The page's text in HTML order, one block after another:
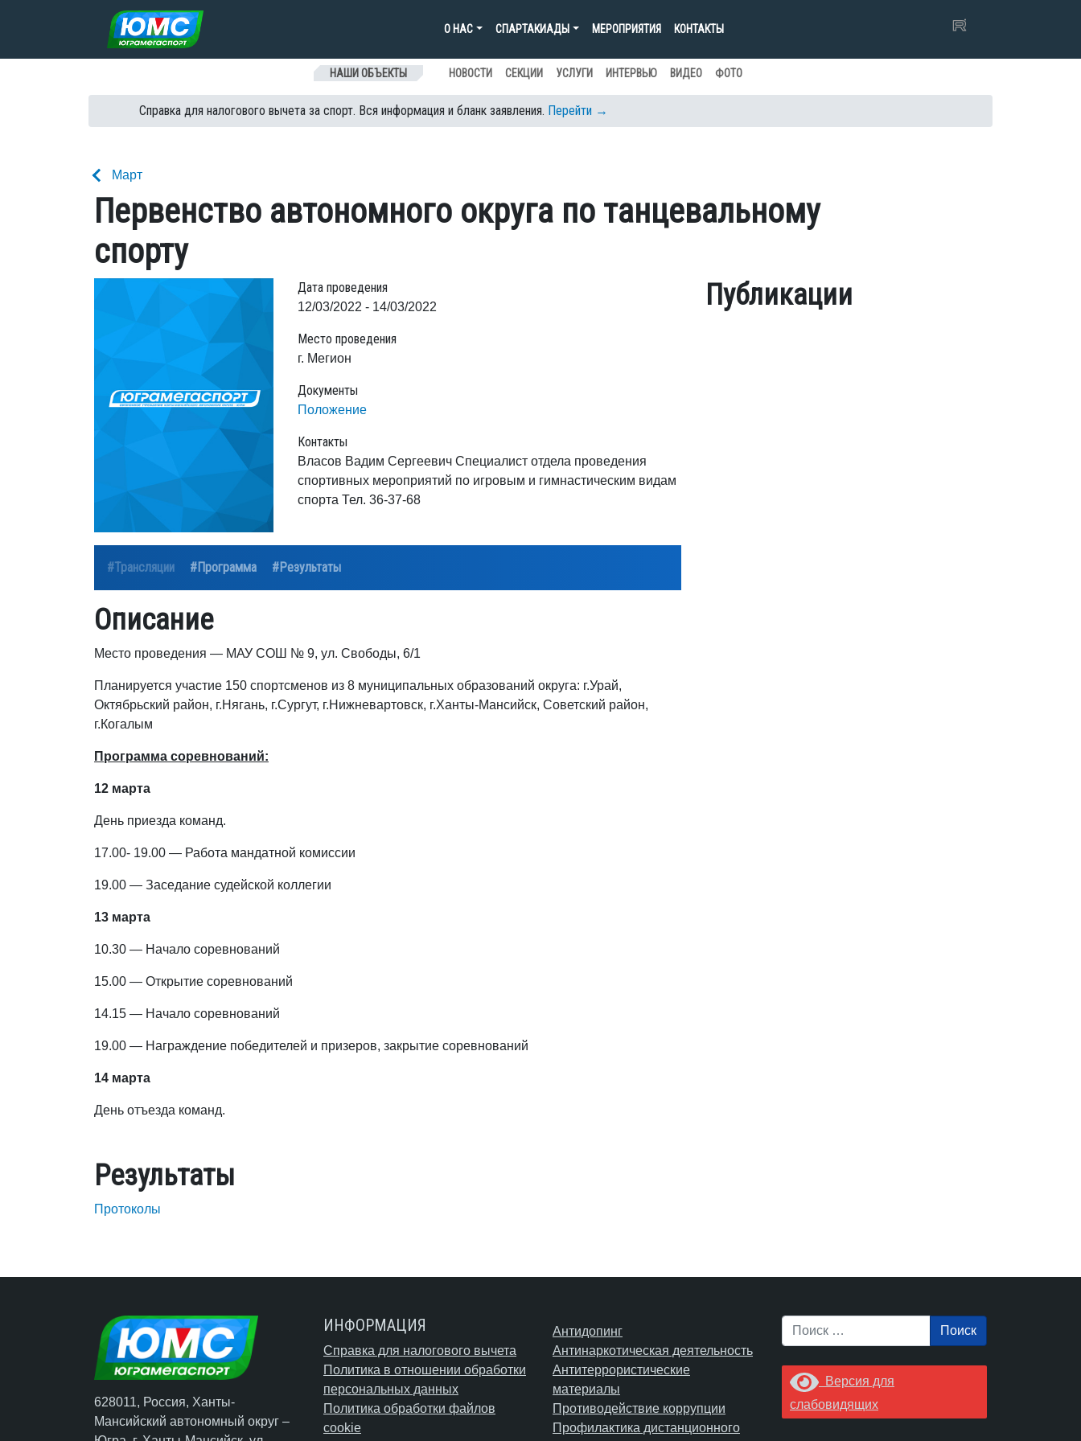
Перейти к содержанию
О НАС СПАРТАКИАДЫ МЕРОПРИЯТИЯ КОНТАКТЫ
НАШИ ОБЪЕКТЫ НОВОСТИ СЕКЦИИ УСЛУГИ ИНТЕРВЬЮ ВИДЕО ФОТО
Справка для налогового вычета за спорт. Вся информация и бланк заявления. Перейти →
Март
Первенство автономного округа по танцевальному
спорту
Дата проведения
12/03/2022 - 14/03/2022
Место проведения
г. Мегион
Документы
Положение
Контакты
Власов Вадим Сергеевич Специалист отдела проведения
спортивных мероприятий по игровым и гимнастическим видам
спорта Тел. 36-37-68
#Трансляции #Программа #Результаты
Описание
Место проведения — МАУ СОШ № 9, ул. Свободы, 6/1
Планируется участие 150 спортсменов из 8 муниципальных образований округа: г.Урай,
Октябрьский район, г.Нягань, г.Сургут, г.Нижневартовск, г.Ханты-Мансийск, Советский район,
г.Когалым
Программа соревнований:
12 марта
День приезда команд.
17.00- 19.00 — Работа мандатной комиссии
19.00 — Заседание судейской коллегии
13 марта
10.30 — Начало соревнований
15.00 — Открытие соревнований
14.15 — Начало соревнований
19.00 — Награждение победителей и призеров, закрытие соревнований
14 марта
День отъезда команд.
Результаты
Протоколы
Публикации
628011, Россия, Ханты-
Мансийский автономный округ –
ИНФОРМАЦИЯ
Справка для налогового вычета
Политика в отношении обработки
персональных данных
Политика обработки файлов
cookie
Антидопинг
Антинаркотическая деятельность
Антитеррористические
материалы
Противодействие коррупции
Профилактика дистанционного
Поиск
Версия для
слабовидящих